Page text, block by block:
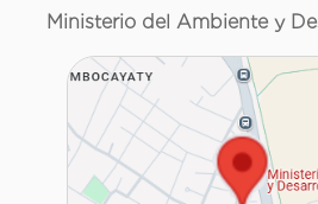
Ministerio del Ambiente y